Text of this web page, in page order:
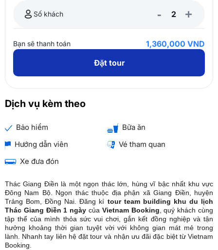
Số khách - +
Bạn sẽ thanh toán
1,360,000 VND
Đặt tour
Dịch vụ kèm theo
Bảo hiểm
Bữa ăn
Hướng dẫn viên
Vé tham quan
Xe đưa đón
Thác Giang Điền là một ngọn thác lớn, hùng vĩ bậc nhất khu vực
Đông Nam Bộ. Ngọn thác thuộc địa phận xã Giang Điền, huyện
Trảng Bom, Đồng Nai. Đăng kí tour team building khu du lịch
Thác Giang Điền 1 ngày của Vietnam Booking, quý khách cùng
tập thể của mình thỏa sức vui chơi, gắn kết đồng nghiệp và tận
hưởng khoảng thời gian tuyệt vời với không gian mát mẻ trong
lành. Nhanh tay liên hệ đặt tour và nhận ưu đãi đặc biệt từ Vietnam
Booking.